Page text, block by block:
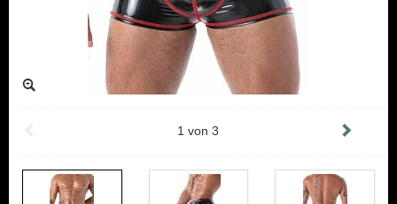
1 von3